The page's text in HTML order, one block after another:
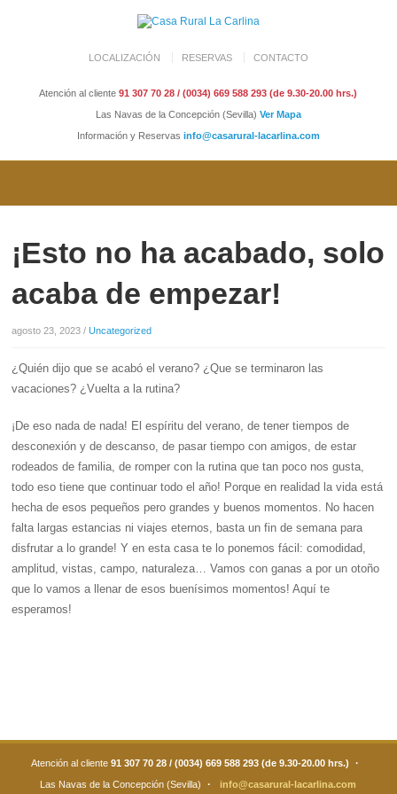
LOCALIZACIÓN RESERVAS CONTACTO
Atención al cliente 91 307 70 28 / (0034) 669 588 293 (de 9.30-20.00 hrs.)
Las Navas de la Concepción (Sevilla) Ver Mapa
Información y Reservas info@casarural-lacarlina.com
¡Esto no ha acabado, solo
acaba de empezar!
agosto 23, 2023 /Uncategorized
¿Quién dijo que se acabó el verano? ¿Que se terminaron las
vacaciones? ¿Vuelta a la rutina?
¡De eso nada de nada! El espíritu del verano, de tener tiempos de
desconexión y de descanso, de pasar tiempo con amigos, de estar
rodeados de familia, de romper con la rutina que tan poco nos gusta,
todo eso tiene que continuar todo el año! Porque en realidad la vida está
hecha de esos pequeños pero grandes y buenos momentos. No hacen
falta largas estancias ni viajes eternos, basta un fin de semana para
disfrutar a lo grande! Y en esta casa te lo ponemos fácil: comodidad,
amplitud, vistas, campo, naturaleza… Vamos con ganas a por un otoño
que lo vamos a llenar de esos buenísimos momentos! Aquí te
esperamos!
Atención al cliente 91 307 70 28 / (0034) 669 588 293 (de 9.30-20.00 hrs.) ·
Las Navas de la Concepción (Sevilla) · info@casarural-lacarlina.com